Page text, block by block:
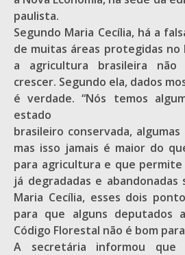
paulista.
Segundo Maria Cecília, há a
de muitas áreas protegidas no
a agricultura brasileira
crescer. Segundo ela, dados
é verdade. “Nós temos
estado
brasileiro conservada,
mas isso jamais é maior do
para agricultura e que permite
já degradadas e abandonadas
Maria Cecília, esses dois
para que alguns deputados
Código Florestal não é bom
A secretária informou que